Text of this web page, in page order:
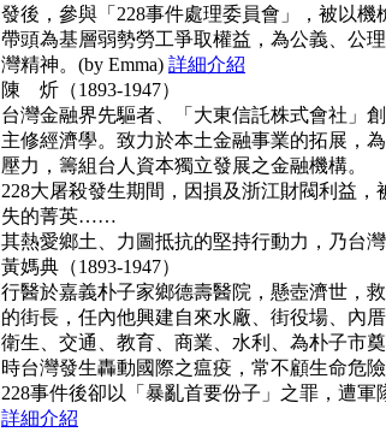
發後，參與「228事件處理委員會」，被以機
帶頭為基層弱勢勞工爭取權益，為公義、公
灣精神。(by Emma) 詳細介紹
陳 炘（1893-1947）
台灣金融界先驅者、「大東信託株式會社」
主修經濟學。致力於本土金融事業的拓展，
壓力，籌組台人資本獨立發展之金融機構。
228大屠殺發生期間，因損及浙江財閥利益
失的菁英……
其熱愛鄉土、力圖抵抗的堅持行動力，乃台
黃媽典（1893-1947）
行醫於嘉義朴子家鄉德壽醫院，懸壺濟世，
的街長，任內他興建自來水廠、街役場、內
衛生、交通、教育、商業、水利、為朴子市
時台灣發生轟動國際之瘟疫，常不顧生命危
228事件後卻以「暴亂首要份子」之罪，遭
詳細介紹